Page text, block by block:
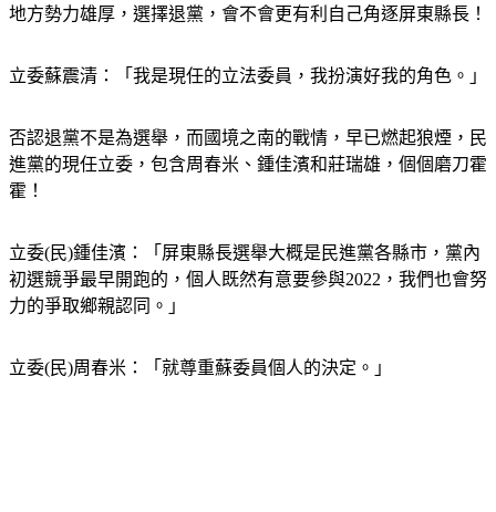
進黨的現任立委，包含周春米、鍾佳濱和莊瑞雄，個個磨刀霍
霍！
初選競爭最早開跑的，個人既然有意要參與2022，我們也會努
力的爭取鄉親認同。」